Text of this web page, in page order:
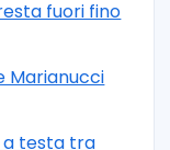
fuori fino
Marianucci
a testa tra